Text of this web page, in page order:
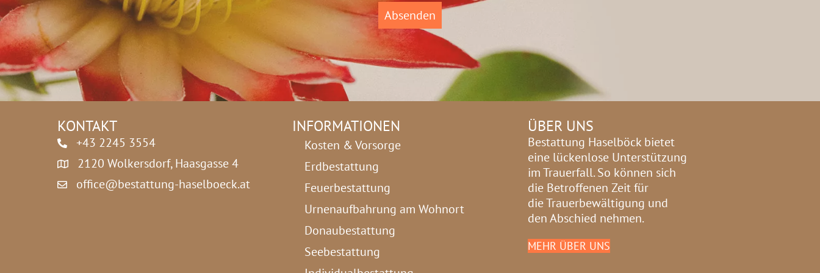
c
h
z
*
Absenden
KONTAKT
+43 2245 3554
2120 Wolkersdorf, Haasgasse 4
office@bestattung-haselboeck.at
INFORMATIONEN
Kosten & Vorsorge
Erdbestattung
Feuerbestattung
Urnenaufbahrung am Wohnort
Donaubestattung
Seebestattung
ÜBER UNS
Bestattung Haselböck bietet
eine lückenlose Unterstützung
im Trauerfall. So können sich
die Betroffenen Zeit für
die Trauerbewältigung und
den Abschied nehmen.
MEHR ÜBER UNS